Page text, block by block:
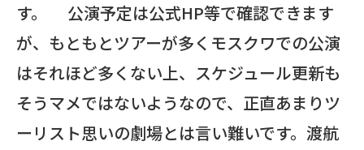
す。 公演予定は公式HP等で確認できます
が、もともとツアーが多くモスクワでの公演
はそれほど多くない上、スケジュール更新も
そうマメではないようなので、正直あまりツ
ーリスト思いの劇場とは言い難いです。渡航